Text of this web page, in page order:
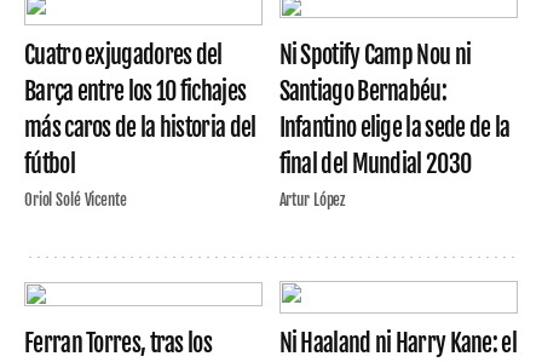
Cuatro exjugadores del
Barça entre los 10 fichajes
más caros de la historia del
fútbol
Oriol Solé Vicente
Ni Spotify Camp Nou ni
Santiago Bernabéu:
Infantino elige la sede de la
final del Mundial 2030
Artur López
Ferran Torres, tras los
Ni Haaland ni Harry Kane: el